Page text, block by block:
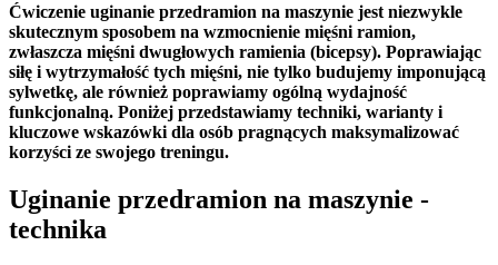
Ćwiczenie uginanie przedramion na maszynie jest niezwykle
skutecznym sposobem na wzmocnienie mięśni ramion,
zwłaszcza mięśni dwugłowych ramienia (bicepsy). Poprawiając
siłę i wytrzymałość tych mięśni, nie tylko budujemy imponującą
sylwetkę, ale również poprawiamy ogólną wydajność
funkcjonalną. Poniżej przedstawiamy techniki, warianty i
kluczowe wskazówki dla osób pragnących maksymalizować
korzyści ze swojego treningu.
Uginanie przedramion na maszynie -
technika